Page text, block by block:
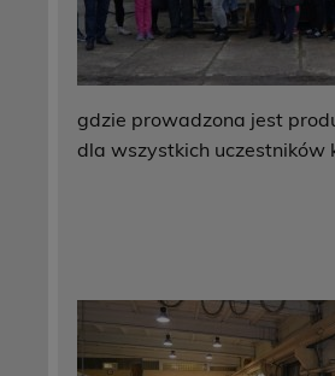
gdzie prowadzona jest
dla wszystkich uczestników